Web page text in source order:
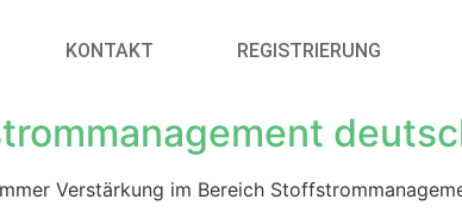
KONTAKT REGISTRIERUNG
Verstärkung im Bereich